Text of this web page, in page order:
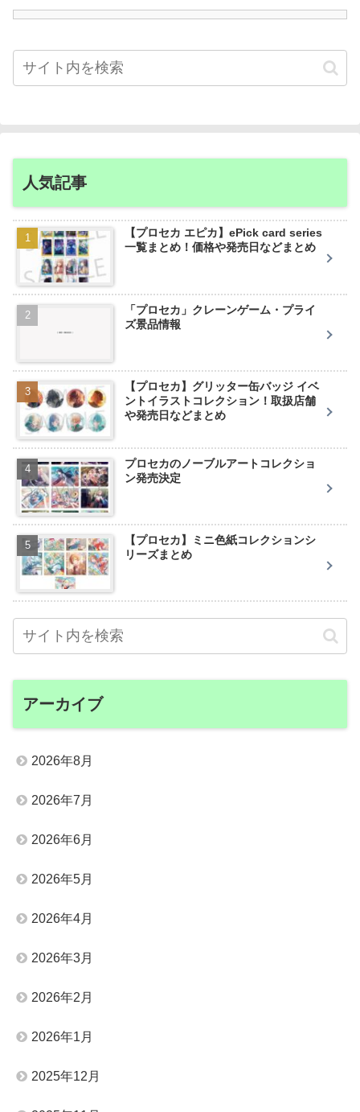
人気記事
【プロセカ エピカ】ePick card series
一覧まとめ！価格や発売日などまとめ
「プロセカ」クレーンゲーム・プライ
ズ景品情報
【プロセカ】グリッター缶バッジ イベ
ントイラストコレクション！取扱店舗
や発売日などまとめ
プロセカのノーブルアートコレクショ
ン発売決定
【プロセカ】ミニ色紙コレクションシ
リーズまとめ
アーカイブ
2026年8月
2026年7月
2026年6月
2026年5月
2026年4月
2026年3月
2026年2月
2026年1月
2025年12月